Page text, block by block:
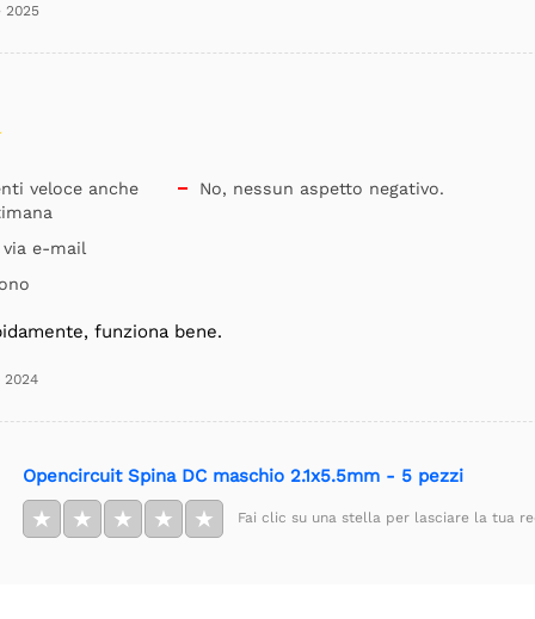
2025
veloce anche
e-mail
 No, nessun aspetto negativo.
funziona bene.
2024
Opencircuit Spina DC maschio 2.1x5.5mm - 5 pezzi
★ ★ ★ ★ ★ Fai clic su una stella per lasciare la tua